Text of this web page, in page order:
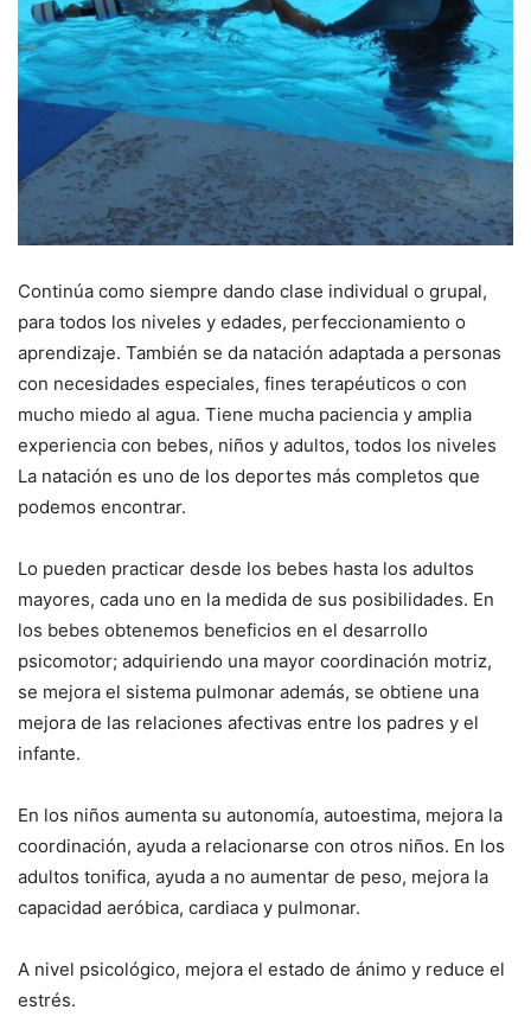
Continúa como siempre dando clase individual o grupal,
para todos los niveles y edades, perfeccionamiento o
aprendizaje. También se da natación adaptada a personas
con necesidades especiales, fines terapéuticos o con
mucho miedo al agua. Tiene mucha paciencia y amplia
experiencia con bebes, niños y adultos, todos los niveles
La natación es uno de los deportes más completos que
podemos encontrar.
Lo pueden practicar desde los bebes hasta los adultos
mayores, cada uno en la medida de sus posibilidades. En
los bebes obtenemos beneficios en el desarrollo
psicomotor; adquiriendo una mayor coordinación motriz,
se mejora el sistema pulmonar además, se obtiene una
mejora de las relaciones afectivas entre los padres y el
infante.
En los niños aumenta su autonomía, autoestima, mejora la
coordinación, ayuda a relacionarse con otros niños. En los
adultos tonifica, ayuda a no aumentar de peso, mejora la
capacidad aeróbica, cardiaca y pulmonar.
A nivel psicológico, mejora el estado de ánimo y reduce el
estrés.